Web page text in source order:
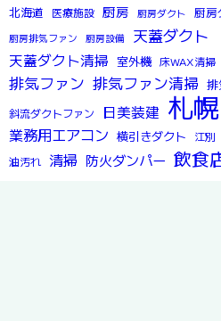
北海道 医療施設 厨房 厨房ダクト 厨房
厨房排気ファン 厨房設備 天蓋ダクト
天蓋ダクト清掃 室外機 床WAX清掃
排気ファン 排気ファン清掃
斜流ダクトファン 日美装建 札幌
業務用エアコン 横引きダクト 江別
油汚れ 清掃 防火ダンパー 飲食